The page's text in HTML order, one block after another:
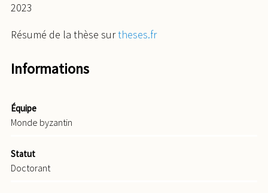
2023
Résumé de la thèse surtheses.fr
Informations
Équipe
Monde byzantin
Statut
Doctorant